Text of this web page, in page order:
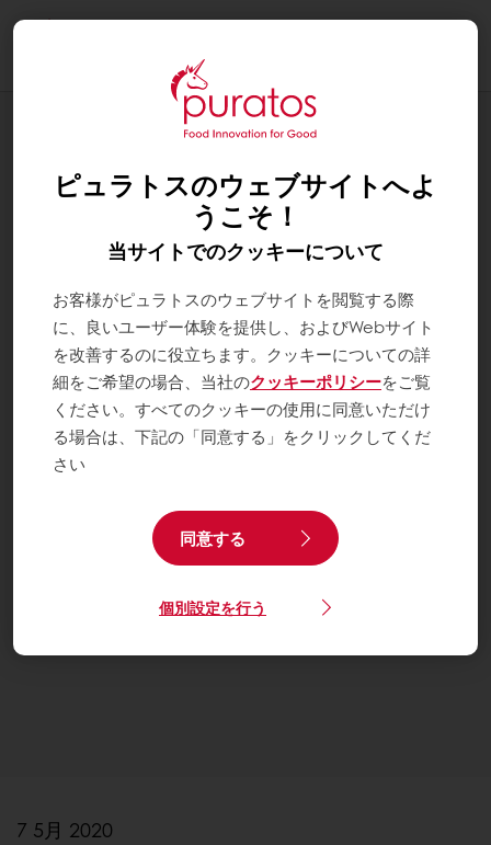
お知らせ
7 5月 2020
ピュラトスのウェブサイトへよ
うこそ！
当サイトでのクッキーについて
お客様がピュラトスのウェブサイトを閲覧する際
に、良いユーザー体験を提供し、およびWebサイト
を改善するのに役立ちます。クッキーについての詳
細をご希望の場合、当社のクッキーポリシーをご覧
ください。すべてのクッキーの使用に同意いただけ
る場合は、下記の「同意する」をクリックしてくだ
さい
同意する
個別設定を行う